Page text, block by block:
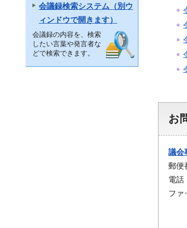
会議録検索システム（別ウ
ィンドウで開きます）
会議録の内容を、検索
したい言葉や発言者な
どで検索できます。
お
議会
郵便
電話
ファ